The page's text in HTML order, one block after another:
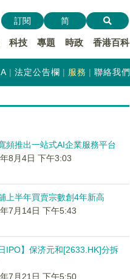
科技 專題 時政 香港百科
訂閱 简
法定公告欄 服務 聯絡我們
頻推出一站式AI企業服務平台
8月4日 下午3:03
上半年買賣宗數創4年新高
7月14日 下午5:43
日IPO】保济元和[2633.HK]分拆
7月21日 下午5:50